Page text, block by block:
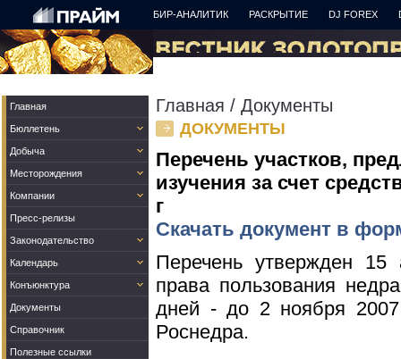
БИР-АНАЛИТИК РАСКРЫТИЕ DJ FOREX
Главная
Бюллетень
Добыча
Месторождения
Компании
Пресс-релизы
Законодательство
Календарь
Конъюнктура
Документы
Справочник
Полезные ссылки
Главная / Документы
ДОКУМЕНТЫ
Перечень участков,
изучения за счет
г
Скачать документ в
Перечень утвержден 15
права пользования
дней - до 2 ноября 2007
Роснедра.